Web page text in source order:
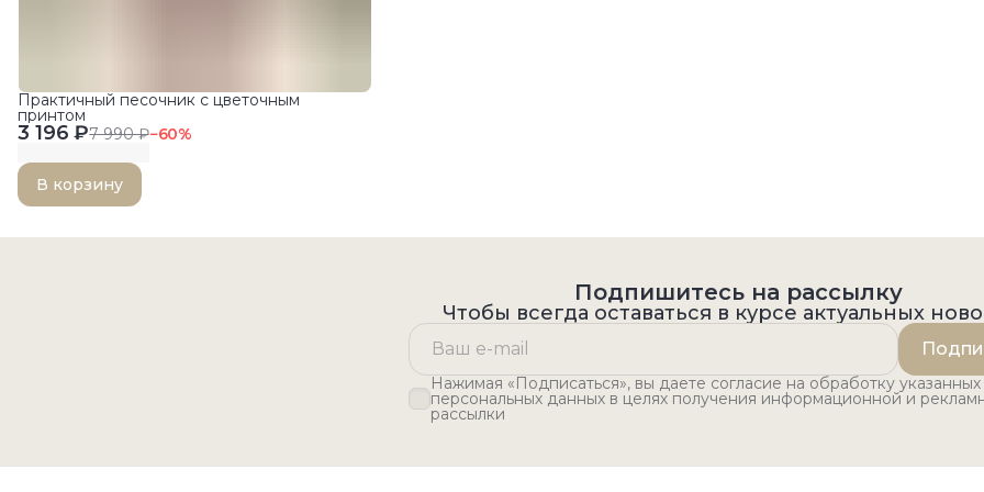
3 196 ₽7 990 ₽−60%
Практичный песочник с цветочным
принтом
В корзину
Подпишитесь на рассылку
Чтобы всегда оставаться в курсе актуальных
Нажимая «Подписаться», вы даете согласие на обработку указанных
персональных данных в целях получения информационной и
рассылки